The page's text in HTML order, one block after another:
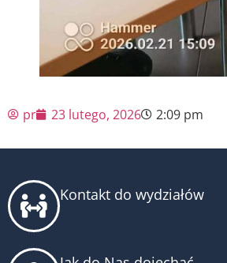
pr 23 lutego, 2026 2:09 pm
Kontakt do wydziałów